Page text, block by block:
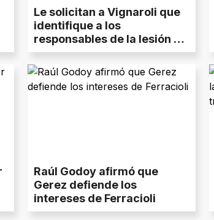
Le solicitan a Vignaroli que
identifique a los
responsables de la lesión de
Godoy
Raúl Godoy afirmó que
Gerez defiende los
intereses de Ferracioli